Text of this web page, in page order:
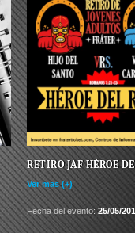
RETIRO JAF HÉROE
Ver mas (+)
Fecha del evento: 25/05/